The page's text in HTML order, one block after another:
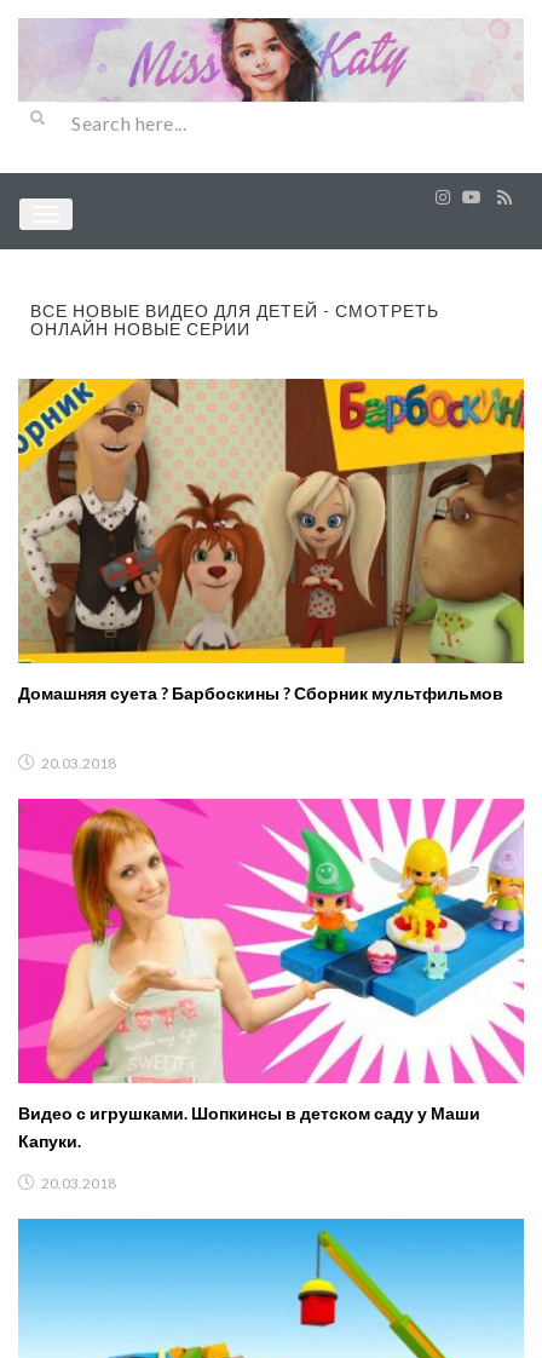
ВСЕ НОВЫЕ ВИДЕО ДЛЯ ДЕТЕЙ - СМОТРЕТЬ
ОНЛАЙН НОВЫЕ СЕРИИ
Домашняя суета ? Барбоскины ? Сборник мультфильмов
20.03.2018
Видео с игрушками. Шопкинсы в детском саду у Маши
Капуки.
20.03.2018